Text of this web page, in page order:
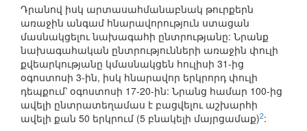
Դրանով իսկ արտասահմանաբնակ թուրքերն
առաջին անգամ հնարավորություն ստացան
մասնակցելու նախագահի ընտրությանը: Նրանք
նախագահական ընտրությունների առաջին փուլի
քվեարկությանը կմասնակցեն հուլիսի 31-ից
օգոստոսի 3-ին, իսկ հնարավոր երկրորդ փուլի
դեպքում՝ օգոստոսի 17-20-ին: Նրանց համար 100-ից
ավելի ընտրատեղամաս է բացվելու աշխարհի
ավելի քան 50 երկրում (5 բնակելի մայրցամաք)2: